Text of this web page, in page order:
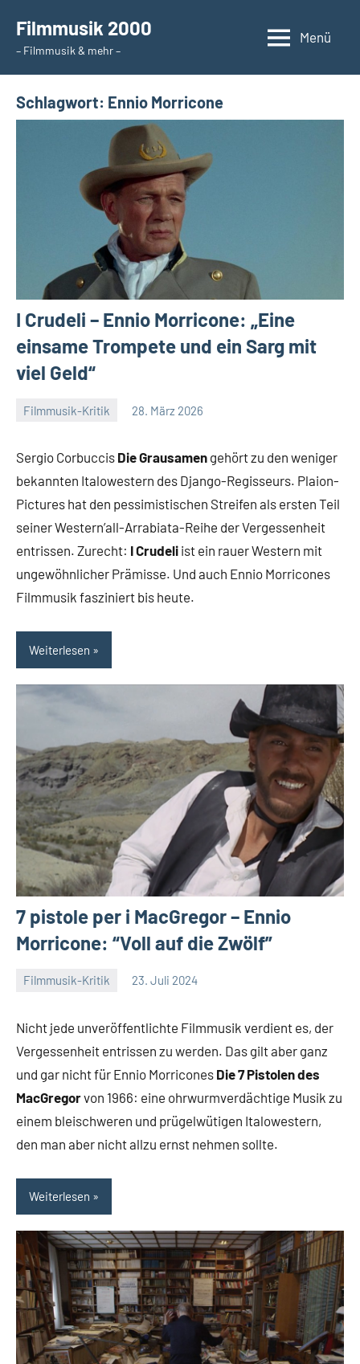
Inhalt
springen
Filmmusik 2000
– Filmmusik & mehr –
Menü
Schlagwort: Ennio Morricone
I Crudeli – Ennio Morricone: „Eine
einsame Trompete und ein Sarg mit
viel Geld“
Filmmusik-Kritik 28. März 2026
Sergio Corbuccis Die Grausamen gehört zu den weniger
bekannten Italowestern des Django-Regisseurs. Plaion-
Pictures hat den pessimistischen Streifen als ersten Teil
seiner Western’all-Arrabiata-Reihe der Vergessenheit
entrissen. Zurecht: I Crudeli ist ein rauer Western mit
ungewöhnlicher Prämisse. Und auch Ennio Morricones
Filmmusik fasziniert bis heute.
Weiterlesen
7 pistole per i MacGregor – Ennio
Morricone: “Voll auf die Zwölf”
Filmmusik-Kritik 23. Juli 2024
Nicht jede unveröffentlichte Filmmusik verdient es, der
Vergessenheit entrissen zu werden. Das gilt aber ganz
und gar nicht für Ennio Morricones Die 7 Pistolen des
MacGregorvon 1966: eine ohrwurmverdächtige Musik zu
einem bleischweren und prügelwütigen Italowestern,
den man aber nicht allzu ernst nehmen sollte.
Weiterlesen